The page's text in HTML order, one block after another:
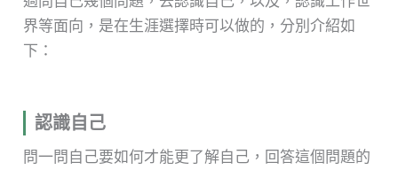
界等面向，是在生涯選擇時可以做的，分別介紹如
下：
認識自己
問一問自己要如何才能更了解自己，回答這個問題的